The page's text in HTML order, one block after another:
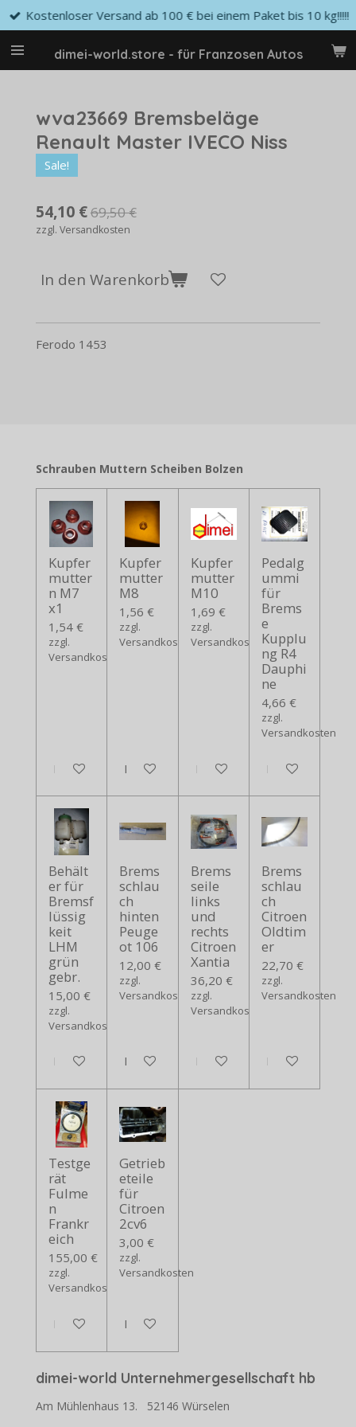
Zum
Hauptinhalt
springendimei-world.store - für Franzosen Autos
Kostenloser Versand ab 100 € bei einem Paket bis 10 kg!!!!!
wva23669 Bremsbeläge
Renault Master IVECO Niss
Sale!
54,10 €69,50 €
zzgl. Versandkosten
In den Warenkorb
Ferodo 1453
Schrauben Muttern Scheiben Bolzen
Kupfer
mutter
n M7
x1
1,54 €
zzgl.
Versandkosten
In den Warenkorb
Kupfer
mutter
M8
1,56 €
zzgl.
Versandkosten
In den Warenkorb
Kupfer
mutter
M10
1,69 €
zzgl.
Versandkosten
In den Warenkorb
Pedalg
ummi
für
Brems
e
Kupplu
ng R4
Dauphi
ne
4,66 €
zzgl.
Versandkosten
In den
Behält
er für
Bremsf
lüssig
keit
LHM
grün
gebr.
15,00 €
zzgl.
Versandkosten
In den Warenkorb
Brems
schlau
ch
hinten
Peuge
ot 106
12,00 €
zzgl.
Versandkosten
In den Warenkorb
Brems
seile
links
und
rechts
Citroen
Xantia
36,20 €
zzgl.
Versandkosten
In den Warenkorb
Brems
schlau
ch
Citroen
Oldtim
er
22,70 €
zzgl.
Versandkosten
In den
Testge
rät
Fulme
n
Frankr
eich
155,00 €
zzgl.
Versandkosten
In den Warenkorb
Getrieb
eteile
für
Citroen
2cv6
3,00 €
zzgl.
Versandkosten
In den Warenkorb
dimei-world Unternehmergesellschaft hb
Am Mühlenhaus 13. 52146 Würselen